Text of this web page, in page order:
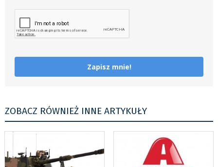
Zapisz mnie!
ZOBACZ RÓWNIEŻ INNE ARTYKUŁY